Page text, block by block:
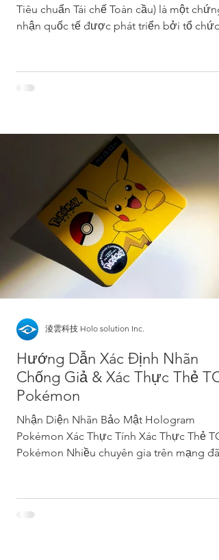
Tiêu chuẩn Tái chế Toàn cầu) là một chứng
nhận quốc tế được phát triển bởi tổ chức
Hướng Dẫn Xác Định Nhãn
Chống Giả & Xác Thực Thẻ
Pokémon
Nhận Diện Nhãn Bảo Mật Hologram
Pokémon Xác Thực Tính Xác Thực Thẻ
Pokémon Nhiều chuyên gia trên mạng đã
淩雲科技 Holo solution Inc.